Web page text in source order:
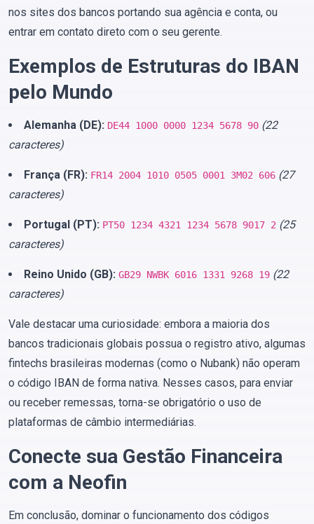
nos sites dos bancos portando sua agência e conta, ou
entrar em contato direto com o seu gerente.
Exemplos de Estruturas do IBAN
pelo Mundo
Alemanha (DE): DE44 1000 0000 1234 5678 90 (22
caracteres)
França (FR): FR14 2004 1010 0505 0001 3M02 606 (27
caracteres)
Portugal (PT): PT50 1234 4321 1234 5678 9017 2 (25
caracteres)
Reino Unido (GB): GB29 NWBK 6016 1331 9268 19 (22
caracteres)
Vale destacar uma curiosidade: embora a maioria dos
bancos tradicionais globais possua o registro ativo, algumas
fintechs brasileiras modernas (como o Nubank) não operam
o código IBAN de forma nativa. Nesses casos, para enviar
ou receber remessas, torna-se obrigatório o uso de
plataformas de câmbio intermediárias.
Conecte sua Gestão Financeira
com a Neofin
Em conclusão, dominar o funcionamento dos códigos